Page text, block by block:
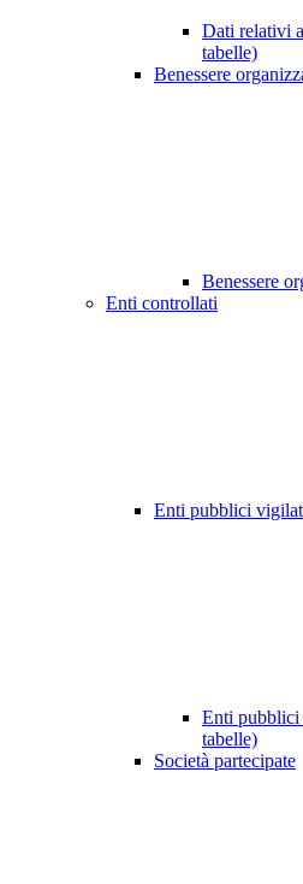
Dati relativi
tabelle)
Benessere
Benessere
Enti controllati
Enti pubblici
Enti pubblici
tabelle)
Società partecipate